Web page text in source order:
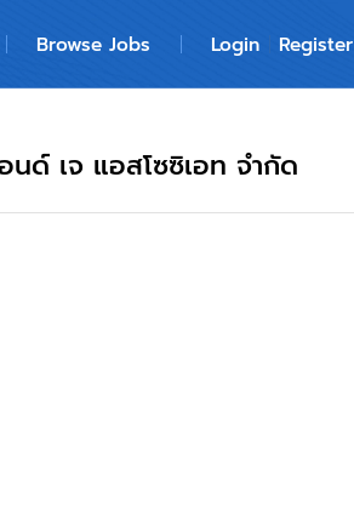
Browse Jobs Login Register
ด์ เจ แอสโซซิเอท จำกัด